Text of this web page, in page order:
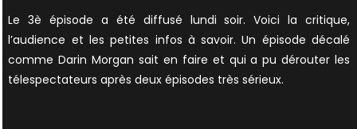
Le 3è épisode a été diffusé lundi soir. Voici la critique,
l’audience et les petites infos à savoir. Un épisode décalé
comme Darin Morgan sait en faire et qui a pu dérouter les
télespectateurs après deux épisodes très sérieux.